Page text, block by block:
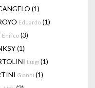
(1)
Eduardo (1)
Enrico (3)
(1)
Luigi (1)
Gianni (1)